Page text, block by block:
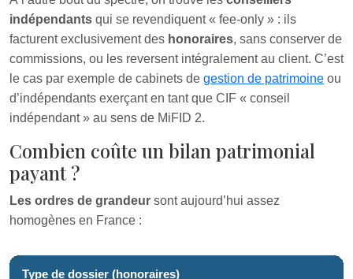
indépendants qui se revendiquent « fee-only » : ils
facturent exclusivement des honoraires, sans conserver de
commissions, ou les reversent intégralement au client. C’est
le cas par exemple de cabinets de gestion de patrimoine ou
d’indépendants exerçant en tant que CIF « conseil
indépendant » au sens de MiFID 2.
Combien coûte un bilan patrimonial
payant ?
Les ordres de grandeur sont aujourd’hui assez
homogènes en France :
Type de dossier (honoraires)